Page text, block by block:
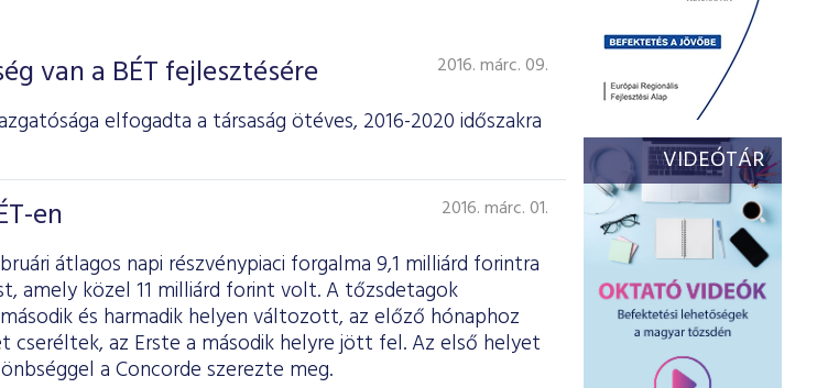
van a BÉT fejlesztésére 2016. márc. 09.
elfogadta a társaság ötéves, 2016-2020 időszakra
en 2016. márc. 01.
átlagos napi részvénypiaci forgalma 9,1 milliárd forintra
amely közel 11 milliárd forint volt. A tőzsdetagok
és harmadik helyen változott, az előző hónaphoz
cseréltek, az Erste a második helyre jött fel. Az első helyet
a Concorde szerezte meg.
VIDEÓTÁR